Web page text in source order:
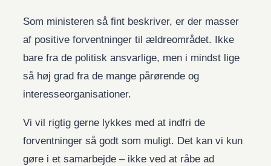
Som ministeren så fint beskriver, er der masser
af positive forventninger til ældreområdet. Ikke
bare fra de politisk ansvarlige, men i mindst lige
så høj grad fra de mange pårørende og
interesseorganisationer.
Vi vil rigtig gerne lykkes med at indfri de
forventninger så godt som muligt. Det kan vi kun
gøre i et samarbejde – ikke ved at råbe ad